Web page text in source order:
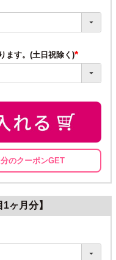
ます。(土日祝除く)
(必
のクーポンGET
ヶ月分】